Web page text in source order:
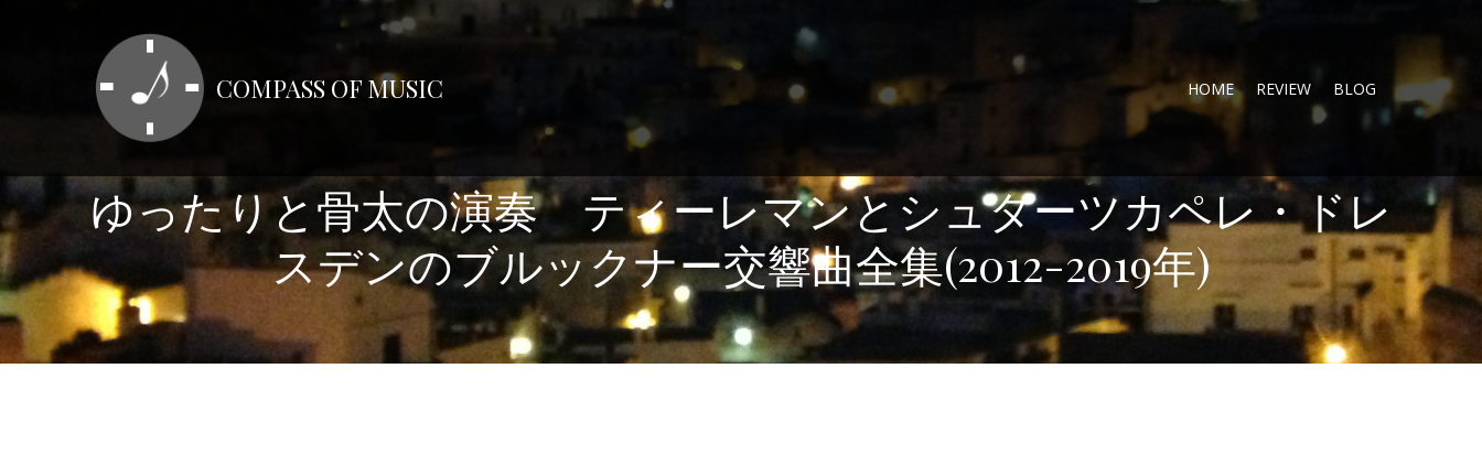
キ
ッ
プ
COMPASS OF MUSIC HOME REVIEW BLOG
ゆったりと骨太の演奏 ティーレマンとシュターツカペレ・ドレ
スデンのブルックナー交響曲全集(2012-2019年)